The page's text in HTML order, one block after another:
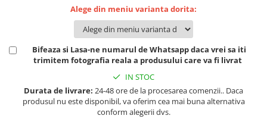
Halate si pijamale Family
Seturi elegante femei
Umbrele
Pijamale BIG SIZE femei
Cadouri ocazii speciale
Alege din meniu varianta dorita:
Bifeaza si Lasa-ne numarul de Whatsapp daca vrei sa iti
trimitem fotografia reala a produsului care va fi livrat
IN STOC
Durata de livrare: 24-48 ore de la procesarea comenzii.. Daca
produsul nu este disponibil, va oferim cea mai buna alternativa
conform alegerii dvs.